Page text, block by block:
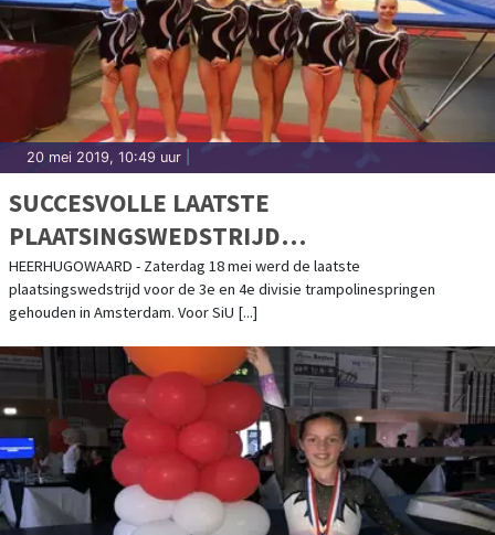
20 mei 2019, 10:49 uur
SUCCESVOLLE LAATSTE
PLAATSINGSWEDSTRIJD
TRAMPOLINESPRINGEN SIU
HEERHUGOWAARD
HEERHUGOWAARD - Zaterdag 18 mei werd de laatste
plaatsingswedstrijd voor de 3e en 4e divisie trampolinespringen
gehouden in Amsterdam. Voor SiU [...]